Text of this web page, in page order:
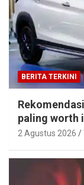
BERITA TERKINI
paling worth
2 Agustus 2026